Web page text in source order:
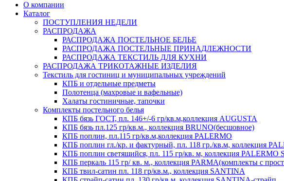
О компании
Каталог
ПОСТУПЛЕНИЯ НЕДЕЛИ
РАСПРОДАЖА
РАСПРОДАЖА ПОСТЕЛЬНОЕ БЕЛЬЕ
РАСПРОДАЖА ПОСТЕЛЬНЫЕ ПРИНАДЛЕЖНОСТИ
РАСПРОДАЖА ТЕКСТИЛЬ ДЛЯ КУХНИ
РАСПРОДАЖА ТРИКОТАЖНЫЕ ИЗДЕЛИЯ
Текстиль для гостиниц и муниципальных учреждений
КПБ и отдельные предметы
Полотенца (махровые и вафельные)
Халаты гостиничные, тапочки
Комплекты постельного белья
КПБ бязь ГОСТ, пл. 146+/-6 гр/кв.м,коллекция AUGUSTA
КПБ бязь пл.125 гр/кв.м., коллекция BRUNO(бесшовное)
КПБ поплин, пл.115 гр/кв.м,коллекция PALERMO
КПБ поплин гл./кр. и фактурный, пл. 118 гр./кв.м, коллекция
КПБ поплин светящийся, пл. 115 гр/кв. м, коллекция PALERMO
КПБ перкаль 115 гр/ кв. м., коллекция PARMA(комплекты с
КПБ твил-сатин пл. 118 гр/кв.м., коллекция SANTINA